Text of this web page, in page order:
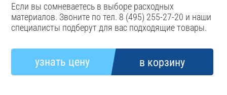
Если вы сомневаетесь в выборе расходных
материалов. Звоните по тел. 8 (495) 255-27-20 и наши
специалисты подберут для вас подходящие товары.